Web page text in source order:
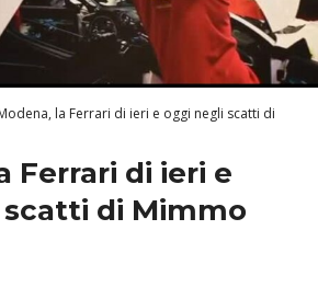
la Ferrari di ieri e oggi negli scatti di
Ferrari di ieri e
di Mimmo